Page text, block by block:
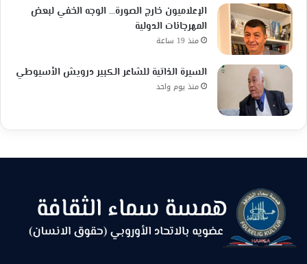
الإعلاميون خارج الصورة… الوجه الخفي لبعض
المهرجانات الدولية
منذ 19 ساعة
السيرة الذاتية للشاعر الكبير درويش الأسيوطي
منذ يوم واحد